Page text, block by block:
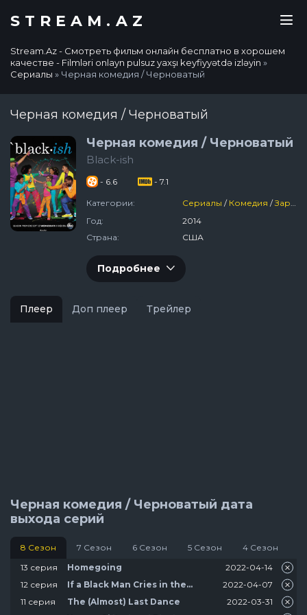
STREAM.AZ
Stream.Az - Смотреть фильм онлайн бесплатно в хорошем
качестве - Filmləri onlayn pulsuz yaxşı keyfiyyətdə izləyin »
Сериалы » Черная комедия / Черноватый
Черная комедия / Черноватый
Черная комедия / Черноватый
Black-ish
- 6.6 - 7.1
Категории: Сериалы / Комедия /Зарубежный
Год:
2014
Страна:
США
Подробнее
Плеер Доп плеер Трейлер
Черная комедия / Черноватый дата
выхода серий
8 Сезон 7 Сезон 6 Сезон 5 Сезон 4 Сезон
13 серия
Homegoing
2022-04-14
12 серия
If a Black Man Cries in the
2022-04-07
11 серия
The (Almost) Last Dance
2022-03-31